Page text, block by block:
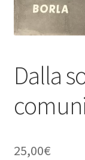
Dalla
25,00€